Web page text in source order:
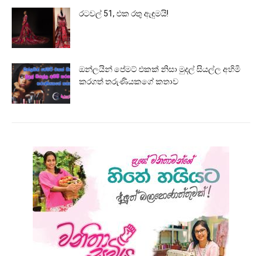
රටවල් 51, එක රතු ඇඳුමයි!
ඔන්ලයින් පේමට් එකක් නිසා මුදල් සියල්ල අහිමි
කරගත් තරුණියකගේ කතාව